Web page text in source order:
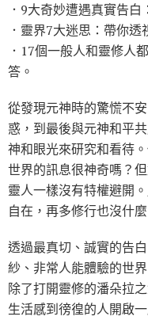
．9大奇妙遭遇真實告
．靈界7大迷思：帶你透
．17個一般人和靈修人
答。
從發現元神時的驚慌不
惑，到最後與元神和平
神和眼光來研究和看待
世界的訊息很神奇嗎？
靈人一樣沒有特權避開
自在，再多修行也沒什麼
透過最真切、誠實的告
紗、非常人能體驗的世
除了打開靈修的潘朵拉
生活感到徬徨的人開啟